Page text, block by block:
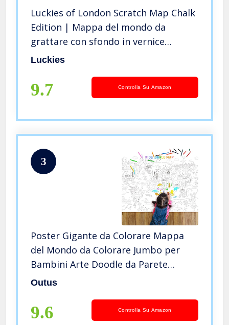
Luckies of London Scratch Map Chalk
Edition | Mappa del mondo da
grattare con sfondo in vernice
lavagna nera e pennarello di gesso
cm
Luckies
9.7 Controlla Su Amazon
3
Poster Gigante da Colorare Mappa
del Mondo da Colorare Jumbo per
Bambini Arte Doodle da Parete
Poster di Educazione da Colorare per
x 31,5 Pollici
Outus
9.6 Controlla Su Amazon